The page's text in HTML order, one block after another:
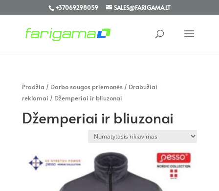
+37069298059 SALES@FARIGAMA.LT
Pradžia / Darbo saugos priemonės/ Drabužiai
reklamai / Džemperiai ir bliuzonai
Džemperiai ir bliuzonai